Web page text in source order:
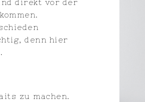
direkt vor der
denn hier
zu machen.